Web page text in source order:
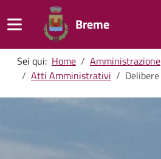
Breme
Sei qui: Home Amministrazione
Atti Amministrativi
Delibere